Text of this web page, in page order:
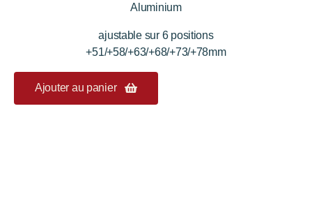
Aluminium
ajustable sur 6 positions
+51/+58/+63/+68/+73/+78mm
Ajouter au panier